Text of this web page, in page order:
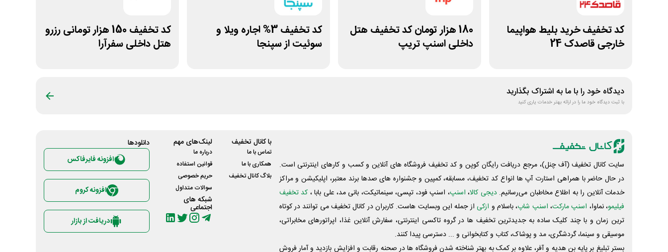
کد تخفیف خرید بلیط هواپیما
خارجی قاصدک 24
180 هزار تومان کد تخفیف هتل
داخلی اسنپ تریپ
کد تخفیف 3% اجاره ویلا و
سوئیت از سپنجا
کد تخفیف 150 هزار تومانی رزرو
هتل داخلی سفرآرا
دیدگاه خود را با ما به اشتراک بگذارید
با ثبت دیدگاه خود ما را در ارائه بهتر خدمات یاری کنید
سایت کانال تخفیف (آف چنل)، مرجع دریافت رایگان کوپن و کد تخفیف فروشگاه های آنلاین و کسب و‌ کارهای اینترنتی است.
در حال حاضر با همراهی استارت آپ ها انواع کد تخفیف، مسابقه، کمپین و جشنواره های صدها برند معتبر، اپلیکیشن و مراکز
خدمات آنلاین را به اطلاع مخاطبان می‌رسانیم. دیجی کالا، اسنپ، اسنپ فود، تپسی، سینماتیکت، بانی مد، علی‌ بابا ، کد تخفیف
فیلیمو، نماوا، اسنپ مارکت، اسنپ شاپ، باسلام و ازکی از جمله این وبسایت ‌هاست. کاربران در کانال تخفیف می توانند در کوتاه
ترین زمان و با چند کلیک ساده به جدیدترین تخفیف ها در گروه تاکسی اینترنتی، سفارش آنلاین غذا، اپراتورهای مخابراتی،
موسیقی و سینما، گردشگری، مد و پوشاک، کتاب و کتابخوانی و ... دسترسی پیدا کنند.
بستر تبلیغ بر پایه بن هدیه و آفر، علاوه بر کمک به بهتر شناخته شدن فروشگاه ها در صحنه رقابت و افزایش بازدید و آمار فروش
با کانال تخفیف
تماس با ما
همکاری با ما
بلاگ کانال تخفیف
لینک‌های مهم
درباره ما
قوانین استفاده
حریم خصوصی
سوالات متداول
شبکه های
اجتماعی
دانلود‌ها
افزونه فایرفاکس
افزونه کروم
دریافت از بازار